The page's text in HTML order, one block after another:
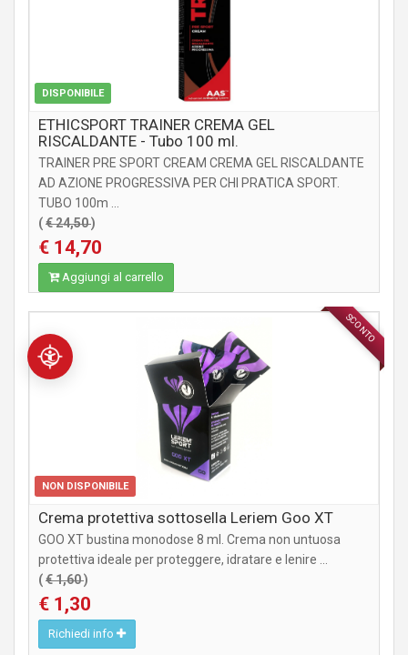
DISPONIBILE
ETHICSPORT TRAINER CREMA GEL
RISCALDANTE - Tubo 100 ml.
TRAINER PRE SPORT CREAM CREMA GEL RISCALDANTE
AD AZIONE PROGRESSIVA PER CHI PRATICA SPORT.
TUBO 100m ...
(€ 24,50)
€ 14,70
Aggiungi al carrello
SCONTO
NON DISPONIBILE
INTEGRATORI
Crema protettiva sottosella Leriem Goo XT
GOO XT bustina monodose 8 ml. Crema non untuosa
protettiva ideale per proteggere, idratare e lenire ...
(€ 1,60)
€ 1,30
Richiedi info